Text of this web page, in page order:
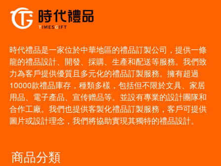
時代禮品是一家位於中華地區的禮品訂製公司，提供一條
龍的禮品設計、開發、採購、生產和配送等服務。我們致
力為客戶提供優質且多元化的禮品訂製服務。擁有超過
10000款禮品庫存，種類多樣，包括但不限於文具、家居
用品、電子產品、宣传赠品等。並設有專業的設計團隊和
合作工廠。我們也提供客製化禮品訂製服務，客戶可提供
圖片或設計理念，我們將協助實現其獨特的禮品設計。
商品分類